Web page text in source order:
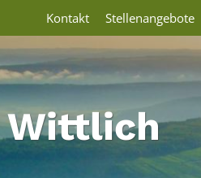
Wittlich
Kontakt Stellenangebote